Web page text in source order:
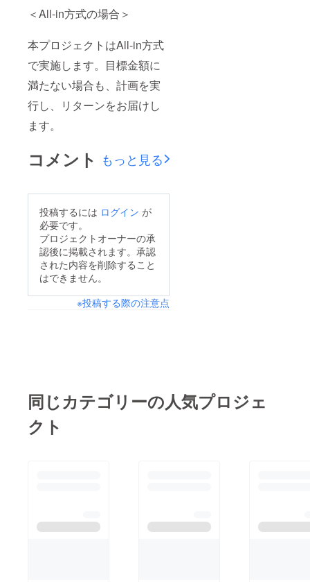
＜All-in方式の場合＞
本プロジェクトはAll-in方式
で実施します。目標金額に
満たない場合も、計画を実
行し、リターンをお届けし
ます。
コメント もっと見る
投稿するには ログイン が
必要です。
プロジェクトオーナーの承
認後に掲載されます。承認
された内容を削除すること
はできません。
※投稿する際の注意点
同じカテゴリーの人気プロジェ
クト